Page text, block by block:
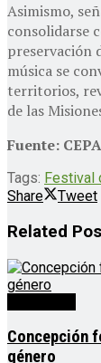
Asimismo,
consolidarse
preservación
música se
territorios,
de las
Fuente:
Tags: Festival
Share
Tweet
Related
Concepción
género